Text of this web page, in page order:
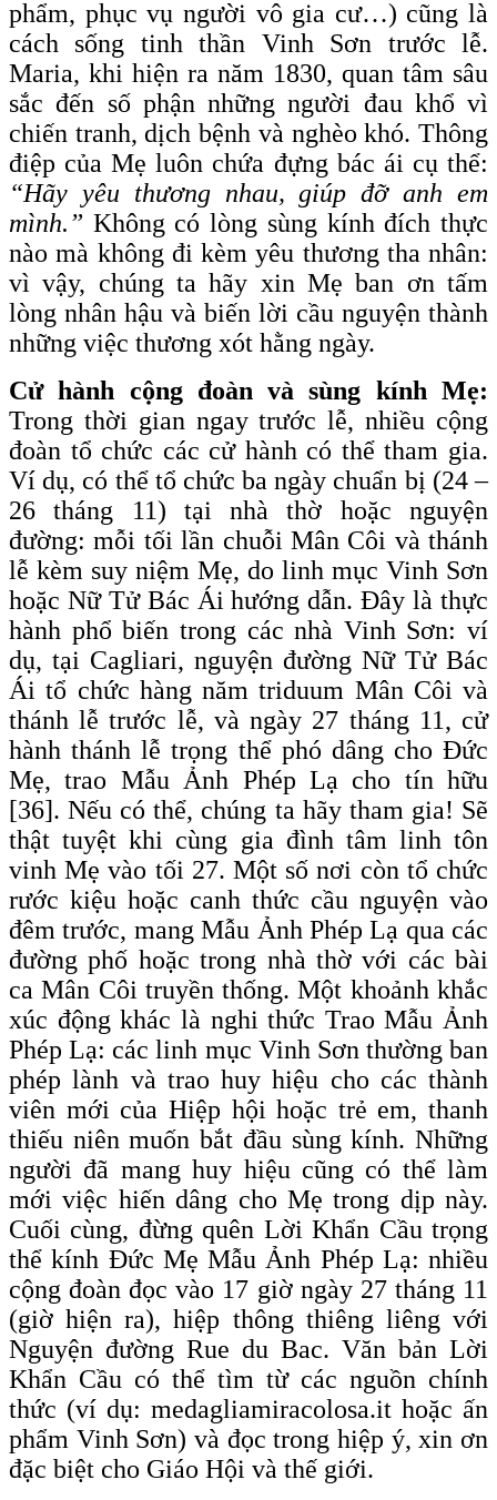
phẩm, phục vụ người vô gia cư…) cũng là
cách sống tinh thần Vinh Sơn trước lễ.
Maria, khi hiện ra năm 1830, quan tâm sâu
sắc đến số phận những người đau khổ vì
chiến tranh, dịch bệnh và nghèo khó. Thông
điệp của Mẹ luôn chứa đựng bác ái cụ thể:
“Hãy yêu thương nhau, giúp đỡ anh em
mình.” Không có lòng sùng kính đích thực
nào mà không đi kèm yêu thương tha nhân:
vì vậy, chúng ta hãy xin Mẹ ban ơn tấm
lòng nhân hậu và biến lời cầu nguyện thành
những việc thương xót hằng ngày.
Cử hành cộng đoàn và sùng kính Mẹ:
Trong thời gian ngay trước lễ, nhiều cộng
đoàn tổ chức các cử hành có thể tham gia.
Ví dụ, có thể tổ chức ba ngày chuẩn bị (24 –
26 tháng 11) tại nhà thờ hoặc nguyện
đường: mỗi tối lần chuỗi Mân Côi và thánh
lễ kèm suy niệm Mẹ, do linh mục Vinh Sơn
hoặc Nữ Tử Bác Ái hướng dẫn. Đây là thực
hành phổ biến trong các nhà Vinh Sơn: ví
dụ, tại Cagliari, nguyện đường Nữ Tử Bác
Ái tổ chức hàng năm triduum Mân Côi và
thánh lễ trước lễ, và ngày 27 tháng 11, cử
hành thánh lễ trọng thể phó dâng cho Đức
Mẹ, trao Mẫu Ảnh Phép Lạ cho tín hữu
[36]. Nếu có thể, chúng ta hãy tham gia! Sẽ
thật tuyệt khi cùng gia đình tâm linh tôn
vinh Mẹ vào tối 27. Một số nơi còn tổ chức
rước kiệu hoặc canh thức cầu nguyện vào
đêm trước, mang Mẫu Ảnh Phép Lạ qua các
đường phố hoặc trong nhà thờ với các bài
ca Mân Côi truyền thống. Một khoảnh khắc
xúc động khác là nghi thức Trao Mẫu Ảnh
Phép Lạ: các linh mục Vinh Sơn thường ban
phép lành và trao huy hiệu cho các thành
viên mới của Hiệp hội hoặc trẻ em, thanh
thiếu niên muốn bắt đầu sùng kính. Những
người đã mang huy hiệu cũng có thể làm
mới việc hiến dâng cho Mẹ trong dịp này.
Cuối cùng, đừng quên Lời Khẩn Cầu trọng
thể kính Đức Mẹ Mẫu Ảnh Phép Lạ: nhiều
cộng đoàn đọc vào 17 giờ ngày 27 tháng 11
(giờ hiện ra), hiệp thông thiêng liêng với
Nguyện đường Rue du Bac. Văn bản Lời
Khẩn Cầu có thể tìm từ các nguồn chính
thức (ví dụ: medagliamiracolosa.it hoặc ấn
phẩm Vinh Sơn) và đọc trong hiệp ý, xin ơn
đặc biệt cho Giáo Hội và thế giới.